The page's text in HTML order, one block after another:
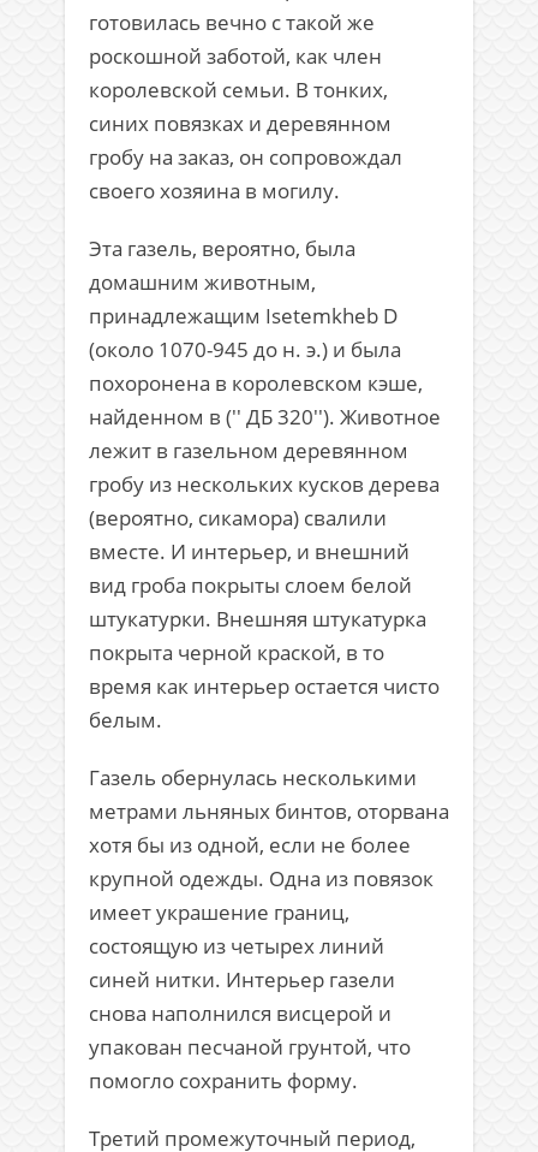
готовилась вечно с такой же
роскошной заботой, как член
королевской семьи. В тонких,
синих повязках и деревянном
гробу на заказ, он сопровождал
своего хозяина в могилу.
Эта газель, вероятно, была
домашним животным,
принадлежащим Isetemkheb D
(около 1070-945 до н. э.) и была
похоронена в королевском кэше,
найденном в (′′ ДБ 320′′). Животное
лежит в газельном деревянном
гробу из нескольких кусков дерева
(вероятно, сикамора) свалили
вместе. И интерьер, и внешний
вид гроба покрыты слоем белой
штукатурки. Внешняя штукатурка
покрыта черной краской, в то
время как интерьер остается чисто
белым.
Газель обернулась несколькими
метрами льняных бинтов, оторвана
хотя бы из одной, если не более
крупной одежды. Одна из повязок
имеет украшение границ,
состоящую из четырех линий
синей нитки. Интерьер газели
снова наполнился висцерой и
упакован песчаной грунтой, что
помогло сохранить форму.
Третий промежуточный период,